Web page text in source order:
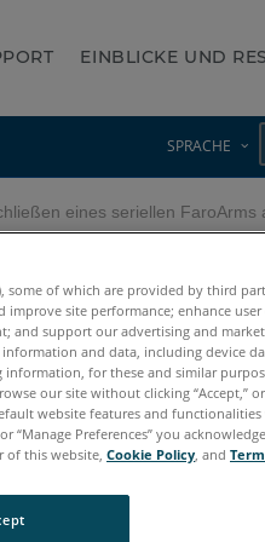
EINBLICKE UND
SPRACHE
eines seriellen FaroArms
USB
some of which are provided by third
site performance; enhance user
and support our advertising and
and data, including device
for these and similar
our site without clicking “Accept,”
website features and
“Manage Preferences” you
of this website, Cookie Policy, and